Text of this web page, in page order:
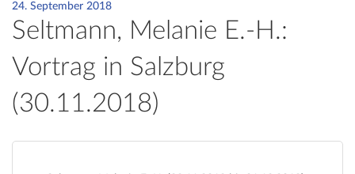
24. September 2018
Seltmann, Melanie E.-H.:
Vortrag in Salzburg
(30.11.2018)